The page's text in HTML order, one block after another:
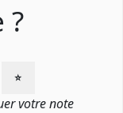
?
⭐
votre note